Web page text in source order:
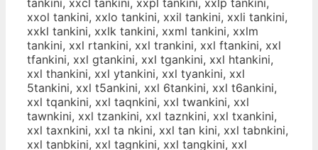
xxol tankini, xxlo tankini, xxil tankini, xxli tankini,
xxkl tankini, xxlk tankini, xxml tankini, xxlm
tankini, xxl rtankini, xxl trankini, xxl ftankini, xxl
tfankini, xxl gtankini, xxl tgankini, xxl htankini,
xxl thankini, xxl ytankini, xxl tyankini, xxl
5tankini, xxl t5ankini, xxl 6tankini, xxl t6ankini,
xxl tqankini, xxl taqnkini, xxl twankini, xxl
tawnkini, xxl tzankini, xxl taznkini, xxl txankini,
xxl taxnkini, xxl ta nkini, xxl tan kini, xxl tabnkini,
xxl tanbkini, xxl tagnkini, xxl tangkini, xxl